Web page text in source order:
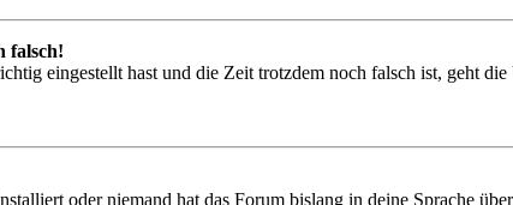
falsch!
eingestellt hast und die Zeit trotzdem noch falsch ist, geht
oder niemand hat das Forum bislang in deine Sprache